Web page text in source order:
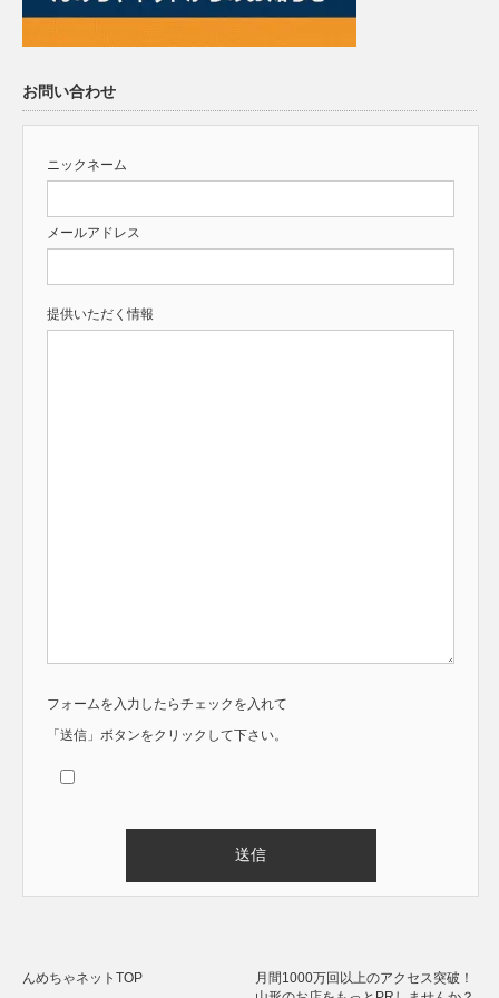
お問い合わせ
ニックネーム
メールアドレス
提供いただく情報
フォームを入力したらチェックを入れて
「送信」ボタンをクリックして下さい。
んめちゃネットTOP
月間1000万回以上のアクセス突破！